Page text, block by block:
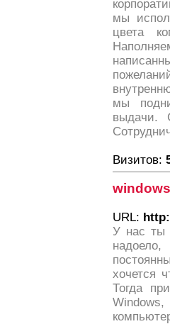
мы
цвета
мы
выдачи.
Визитов:
URL:
У нас ты
надоело,
хочется
Тогда